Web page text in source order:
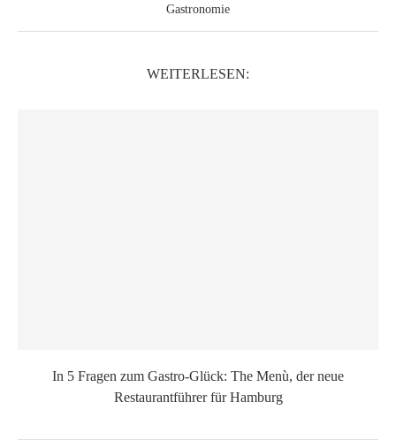
Gastronomie
WEITERLESEN:
In 5 Fragen zum Gastro-Glück: The Menù, der neue
Restaurantführer für Hamburg